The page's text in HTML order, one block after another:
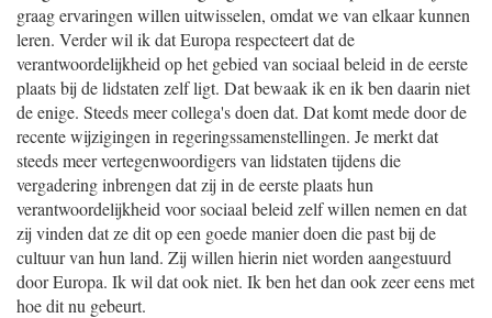
graag ervaringen willen uitwisselen, omdat we van elkaar kunnen
leren. Verder wil ik dat Europa respecteert dat de
verantwoordelijkheid op het gebied van sociaal beleid in de eerste
plaats bij de lidstaten zelf ligt. Dat bewaak ik en ik ben daarin niet
de enige. Steeds meer collega's doen dat. Dat komt mede door de
recente wijzigingen in regeringssamenstellingen. Je merkt dat
steeds meer vertegenwoordigers van lidstaten tijdens die
vergadering inbrengen dat zij in de eerste plaats hun
verantwoordelijkheid voor sociaal beleid zelf willen nemen en dat
zij vinden dat ze dit op een goede manier doen die past bij de
cultuur van hun land. Zij willen hierin niet worden aangestuurd
door Europa. Ik wil dat ook niet. Ik ben het dan ook zeer eens met
hoe dit nu gebeurt.